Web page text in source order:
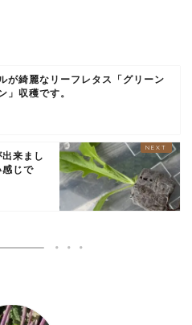
が綺麗なリーフレタス「グリーン
」収穫です。
来まし
感じで